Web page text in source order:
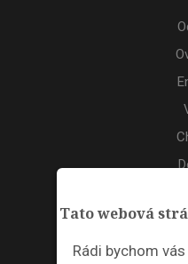
Tato webová
Rádi bychom